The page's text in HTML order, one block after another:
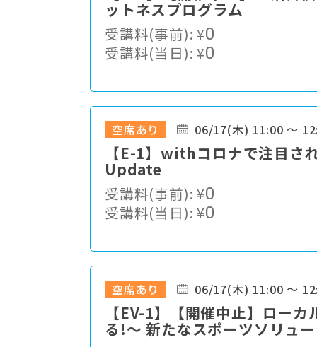
ットネスプログラム
受講料(事前):¥0
受講料(当日):¥0
空席あり 06/17(木) 11:00 ～
【E-1】withコロナで注目さ
Update
受講料(事前):¥0
受講料(当日):¥0
空席あり 06/17(木) 11:00 ～
【EV-1】【開催中止】ロー
る!〜 新たなスポーツソリュ